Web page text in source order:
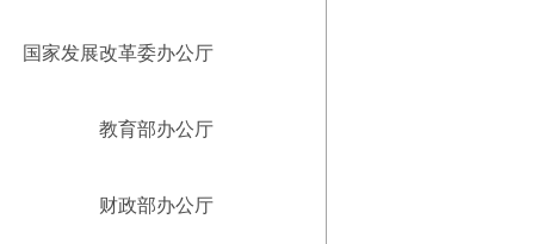
国家发展改革委办公厅
教育部办公厅
财政部办公厅